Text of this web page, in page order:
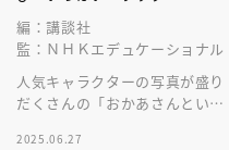
編：講談社
監：ＮＨＫエデュケーショナル
人気キャラクターの写真が盛り
だくさんの「おかあさんといっ
2025.06.27